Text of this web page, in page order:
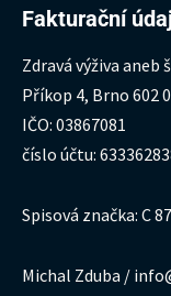
Fakturační
Zdravá výživa aneb
Příkop 4, Brno 602
IČO: 03867081
číslo účtu:
Spisová značka: C
Michal Zduba /